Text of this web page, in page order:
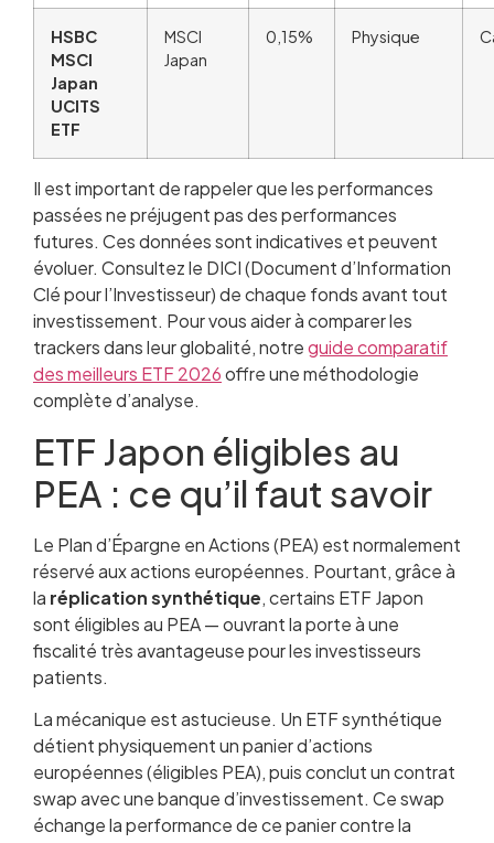
HSBC
MSCI
Japan
UCITS
ETF
MSCI
Japan
0,15% Physique
Il est important de rappeler que les performances
passées ne préjugent pas des performances
futures. Ces données sont indicatives et peuvent
évoluer. Consultez le DICI (Document d’Information
Clé pour l’Investisseur) de chaque fonds avant tout
investissement. Pour vous aider à comparer les
trackers dans leur globalité, notreguide comparatif
des meilleurs ETF 2026offre une méthodologie
complète d’analyse.
ETF Japon éligibles au
PEA : ce qu’il faut savoir
Le Plan d’Épargne en Actions (PEA) est normalement
réservé aux actions européennes. Pourtant, grâce à
la réplication synthétique, certains ETF Japon
sont éligibles au PEA — ouvrant la porte à une
fiscalité très avantageuse pour les investisseurs
patients.
La mécanique est astucieuse. Un ETF synthétique
détient physiquement un panier d’actions
européennes (éligibles PEA), puis conclut un contrat
swap avec une banque d’investissement. Ce swap
échange la performance de ce panier contre la